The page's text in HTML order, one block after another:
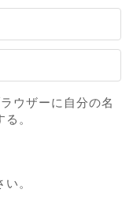
ウザーに自分の名
。
。